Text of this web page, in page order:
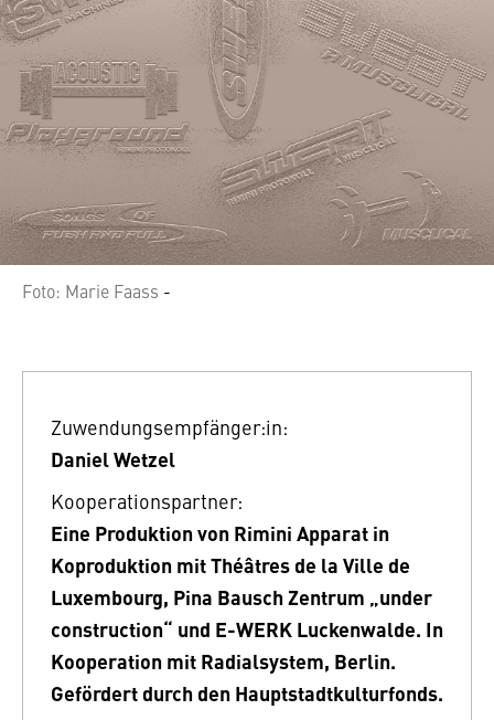
Foto: Marie Faass -
Zuwendungsempfänger:in:
Daniel Wetzel
Kooperationspartner:
Eine Produktion von Rimini Apparat in
Koproduktion mit Théâtres de la Ville de
Luxembourg, Pina Bausch Zentrum „under
construction“ und E-WERK Luckenwalde. In
Kooperation mit Radialsystem, Berlin.
Gefördert durch den Hauptstadtkulturfonds.